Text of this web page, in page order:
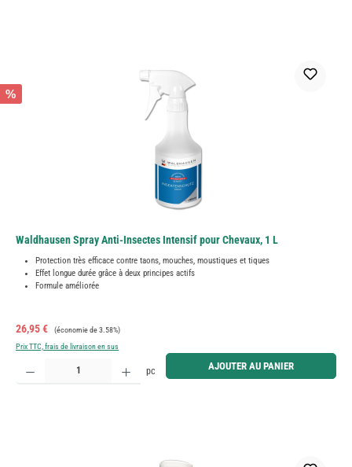
%
Waldhausen Spray Anti-Insectes Intensif pour Chevaux, 1 L
Protection très efficace contre taons, mouches, moustiques et tiques
Effet longue durée grâce à deux principes actifs
Formule améliorée
Prix de vente :
26,95 € Prix régulier :
(économie de 3.58%)
Prix TTC, frais de livraison en sus
Quantité de produit : Entrez la quantité souhaitée ou utilisez les boutons pour augmenter ou
pc AJOUTER AU PANIER